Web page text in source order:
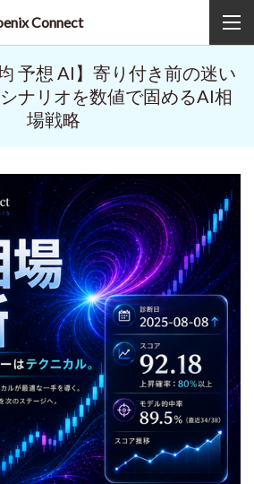
Connect
予想 AI】寄り付き前の迷い
ナリオを数値で固めるAI相
場戦略